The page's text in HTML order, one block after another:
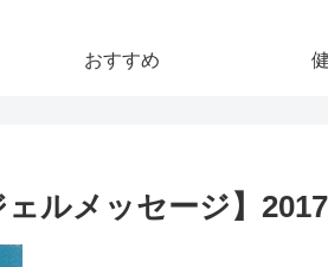
おすすめ
ェルメッセージ】